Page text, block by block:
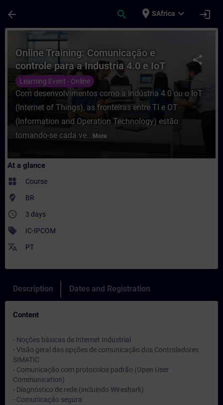
arrow_back search place SAfrica expand_more login
Course - Online Training: Comunicação
share
Online Training: Comunicação e
controle para a Industria 4.0 e IoT
Learning Event - Online
Com desenvolvimentos como a Indústria 4.0 ou o IoT
(Internet of Things), as fronteiras entre TI e OT
(Information and Operation Technology) estão
tornando-se cada ve... More
At a glance
widgets Course
where_to_vote BR
access_time 3 days
sell IC-IPCOM
translate PT
Description Dates and Registration
Content
- Noções básicas de Internet Industrial
- Visão geral das opções de comunicação dos Controladores
SIMATIC
- Comunicação com protocolos padrão (Open User
Communication)
- Diagnóstico de rede (incluindo Wireshark)
- Comunicação segura